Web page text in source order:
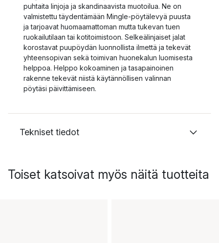
puhtaita linjoja ja skandinaavista muotoilua. Ne on
valmistettu täydentämään Mingle-pöytälevyä puusta
ja tarjoavat huomaamattoman mutta tukevan tuen
ruokailutilaan tai kotitoimistoon. Selkeälinjaiset jalat
korostavat puupöydän luonnollista ilmettä ja tekevät
yhteensopivan sekä toimivan huonekalun luomisesta
helppoa. Helppo kokoaminen ja tasapainoinen
rakenne tekevät niistä käytännöllisen valinnan
pöytäsi päivittämiseen.
Tekniset tiedot
Toiset katsoivat myös näitä tuotteita